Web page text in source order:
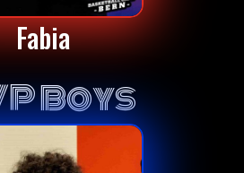
Fabia
Boys